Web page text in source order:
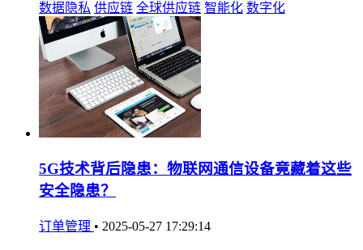
数据隐私 供应链 全球供应链 智能化 数字化
5G技术背后隐患：物联网通信设备竟藏着这些
安全隐患？
订单管理 • 2025-05-27 17:29:14